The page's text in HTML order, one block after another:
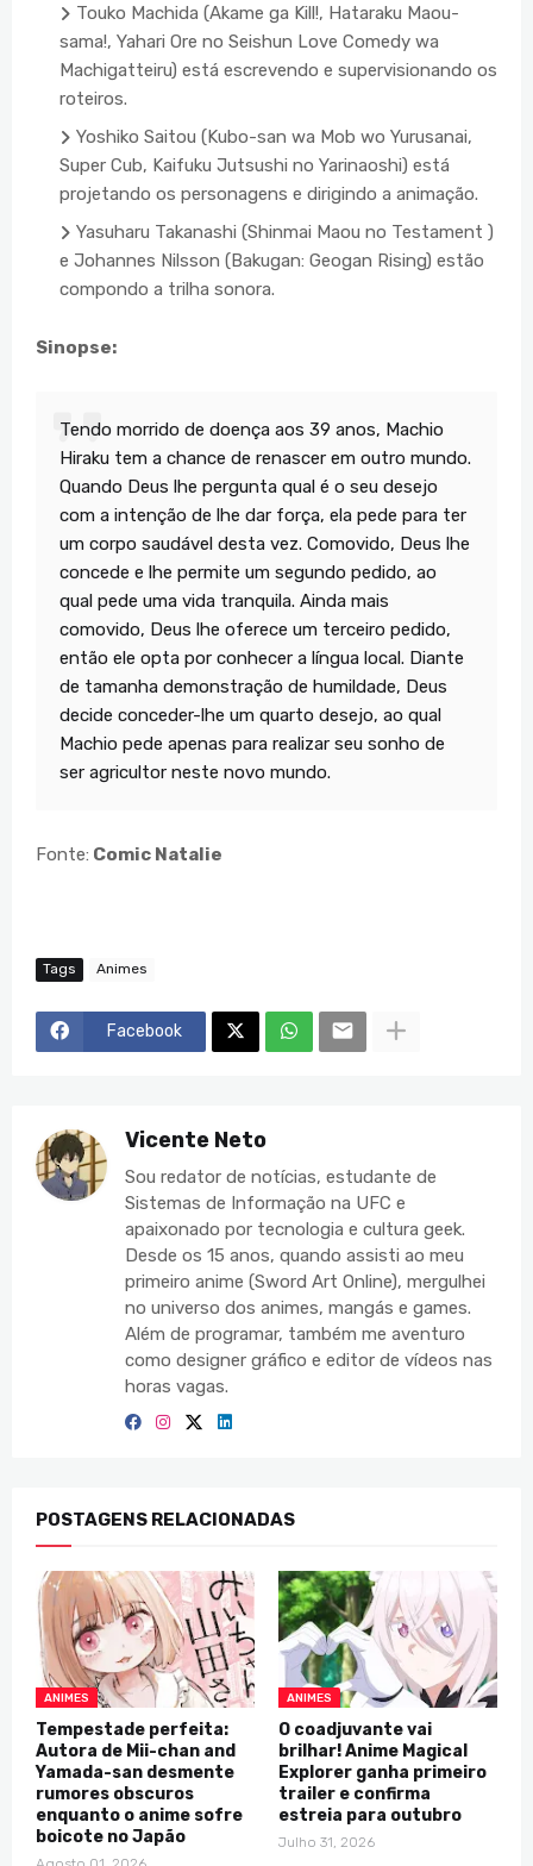
Touko Machida (Akame ga Kill!, Hataraku Maou-
sama!, Yahari Ore no Seishun Love Comedy wa
Machigatteiru) está escrevendo e supervisionando os
roteiros.
Yoshiko Saitou (Kubo-san wa Mob wo Yurusanai,
Super Cub, Kaifuku Jutsushi no Yarinaoshi) está
projetando os personagens e dirigindo a animação.
Yasuharu Takanashi (Shinmai Maou no Testament )
e Johannes Nilsson (Bakugan: Geogan Rising) estão
compondo a trilha sonora.
Sinopse:
Tendo morrido de doença aos 39 anos, Machio
Hiraku tem a chance de renascer em outro mundo.
Quando Deus lhe pergunta qual é o seu desejo
com a intenção de lhe dar força, ela pede para ter
um corpo saudável desta vez. Comovido, Deus lhe
concede e lhe permite um segundo pedido, ao
qual pede uma vida tranquila. Ainda mais
comovido, Deus lhe oferece um terceiro pedido,
então ele opta por conhecer a língua local. Diante
de tamanha demonstração de humildade, Deus
decide conceder-lhe um quarto desejo, ao qual
Machio pede apenas para realizar seu sonho de
ser agricultor neste novo mundo.
Fonte: Comic Natalie
Tags Animes
Facebook
Vicente Neto
Sou redator de notícias, estudante de
Sistemas de Informação na UFC e
apaixonado por tecnologia e cultura geek.
Desde os 15 anos, quando assisti ao meu
primeiro anime (Sword Art Online), mergulhei
no universo dos animes, mangás e games.
Além de programar, também me aventuro
como designer gráfico e editor de vídeos nas
horas vagas.
POSTAGENS RELACIONADAS
ANIMES
Tempestade perfeita:
Autora de Mii-chan and
Yamada-san desmente
rumores obscuros
enquanto o anime sofre
boicote no Japão
ANIMES
O coadjuvante vai
brilhar! Anime Magical
Explorer ganha primeiro
trailer e confirma
estreia para outubro
Julho 31, 2026